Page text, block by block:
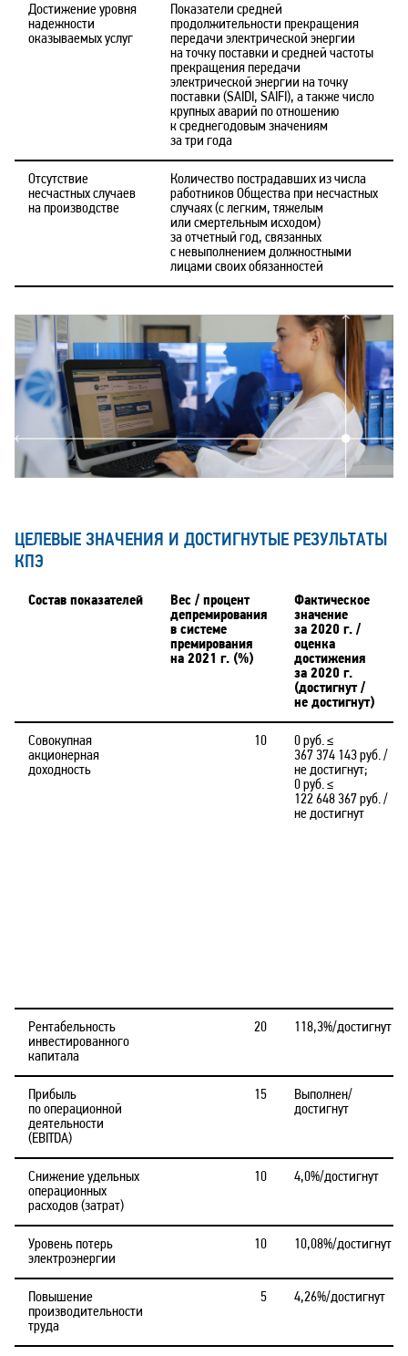
Достижение уровня
надежности
оказываемых услуг
Показатели средней
продолжительности прекращения
передачи электрической энергии
на точку поставки и средней частоты
прекращения передачи
электрической энергии на точку
поставки (SAIDI, SAIFI), а также число
крупных аварий по отношению
к среднегодовым значениям
за три года
Отсутствие
несчастных случаев
на производстве
Количество пострадавших из числа
работников Общества при несчастных
случаях (с легким, тяжелым
или смертельным исходом)
за отчетный год, связанных
с невыполнением должностными
лицами своих обязанностей
ЦЕЛЕВЫЕ ЗНАЧЕНИЯ И ДОСТИГНУТЫЕ РЕЗУЛЬТАТЫ
КПЭ
Состав показателей
Вес / процент
депремирования
в системе
премирования
на 2021 г. (%)
Фактическое
значение
за 2020 г. /
оценка
достижения
за 2020 г.
(достигнут /
не достигнут)
Совокупная
акционерная
доходность
10
0 руб. ≤
367 374 143 руб. /
не достигнут;
0 руб. ≤
122 648 367 руб. /
не достигнут
Рентабельность
инвестированного
капитала
20 118,3%/достигнут
Прибыль
по операционной
деятельности
(EBITDA)
15
Выполнен/
достигнут
Снижение удельных
операционных
расходов (затрат)
10 4,0%/достигнут
Уровень потерь
электроэнергии
10 10,08%/достигнут
Повышение
производительности
труда
5 4,26%/достигнут